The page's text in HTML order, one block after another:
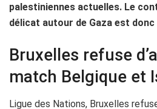
palestiniennes actuelles. Le
délicat autour de Gaza est
Bruxelles refuse
match Belgique et
Ligue des Nations, Bruxelles